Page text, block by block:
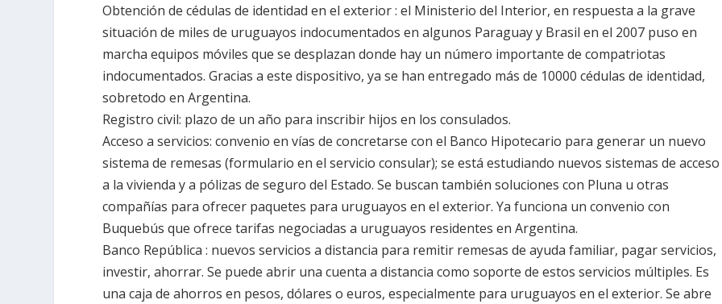
Obtención de cédulas de identidad en el exterior: el Ministerio del Interior, en respuesta a la grave
situación de miles de uruguayos indocumentados en algunos Paraguay y Brasil en el 2007 puso en
marcha equipos móviles que se desplazan donde hay un número importante de compatriotas
indocumentados. Gracias a este dispositivo, ya se han entregado más de 10000 cédulas de identidad,
sobretodo en Argentina.
Registro civil: plazo de un año para inscribir hijos en los consulados.
Acceso a servicios: convenio en vías de concretarse con el Banco Hipotecario para generar un nuevo
sistema de remesas (formulario en el servicio consular); se está estudiando nuevos sistemas de acceso
a la vivienda y a pólizas de seguro del Estado. Se buscan también soluciones con Pluna u otras
compañías para ofrecer paquetes para uruguayos en el exterior. Ya funciona un convenio con
Buquebús que ofrece tarifas negociadas a uruguayos residentes en Argentina.
Banco República : nuevos servicios a distancia para remitir remesas de ayuda familiar, pagar servicios,
investir, ahorrar. Se puede abrir una cuenta a distancia como soporte de estos servicios múltiples. Es
una caja de ahorros en pesos, dólares o euros, especialmente para uruguayos en el exterior. Se abre